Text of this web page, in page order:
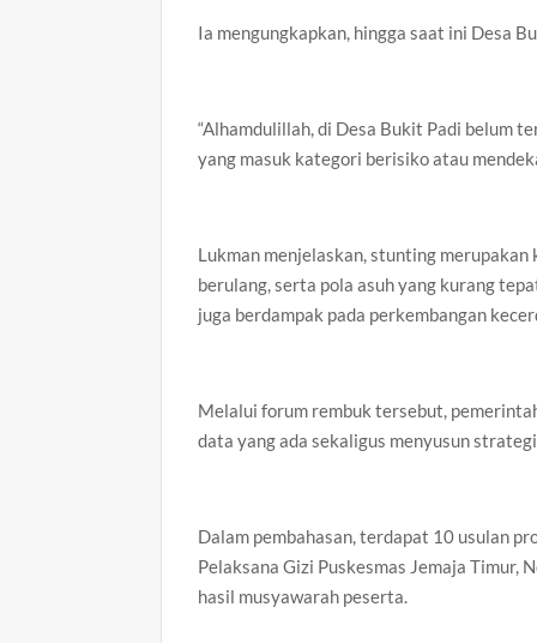
Ia mengungkapkan, hingga saat ini Desa
“Alhamdulillah, di Desa Bukit Padi belum
yang masuk kategori berisiko atau
Lukman menjelaskan, stunting
berulang, serta pola asuh yang kurang
juga berdampak pada perkembangan
Melalui forum rembuk tersebut,
data yang ada sekaligus menyusun
Dalam pembahasan, terdapat 10 usulan
Pelaksana Gizi Puskesmas Jemaja Timur,
hasil musyawarah peserta.